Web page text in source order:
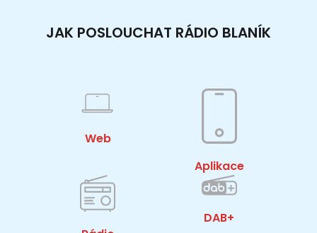
JAK POSLOUCHAT RÁDIO BLANÍK
Web
Aplikace
DAB+